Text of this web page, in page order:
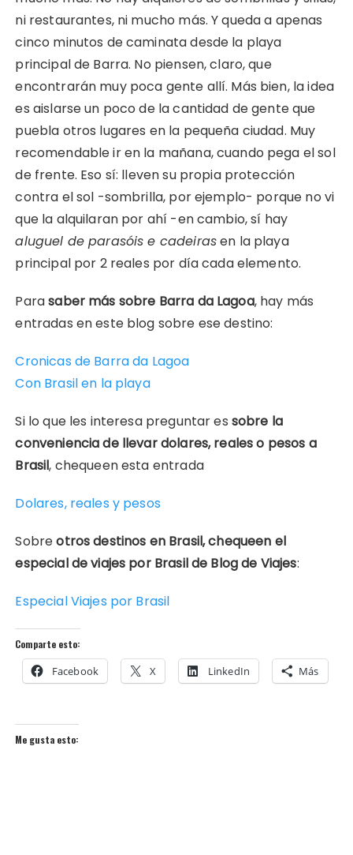
ni restaurantes, ni mucho más. Y queda a apenas
cinco minutos de caminata desde la playa
principal de Barra. No piensen, claro, que
encontrarán muy poca gente allí. Más bien, la idea
es aislarse un poco de la cantidad de gente que
puebla otros lugares en la pequeña ciudad. Muy
recomendable ir en la mañana, cuando pega el sol
de frente. Eso sí: lleven su propia protección
contra el sol -sombrilla, por ejemplo- porque no vi
que la alquilaran por ahí -en cambio, sí hay
aluguel de parasóis e cadeirasen la playa
principal por 2 reales por día cada elemento.
Parasaber más sobre Barra da Lagoa, hay más
entradas en este blog sobre ese destino:
Cronicas de Barra da Lagoa
Con Brasil en la playa
Si lo que les interesa preguntar es sobre la
conveniencia de llevar dolares, reales o pesos a
Brasil, chequeen esta entrada
Dolares, reales y pesos
Sobreotros destinos en Brasil, chequeen el
especial de viajes por Brasil de Blog de Viajes:
Especial Viajes por Brasil
Comparte esto:
Facebook X LinkedIn Más
Me gusta esto: